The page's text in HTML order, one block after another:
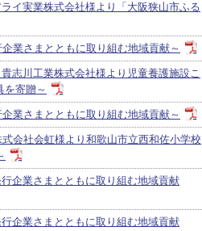
イ実業株式会社様より「大阪狭山市ふる
業さまとともに取り組む地域貢献～
志川工業株式会社様より児童養護施設こ
を寄贈～
業さまとともに取り組む地域貢献～
会社会虹様より和歌山市立西和佐小学校
企業さまとともに取り組む地域貢献
企業さまとともに取り組む地域貢献